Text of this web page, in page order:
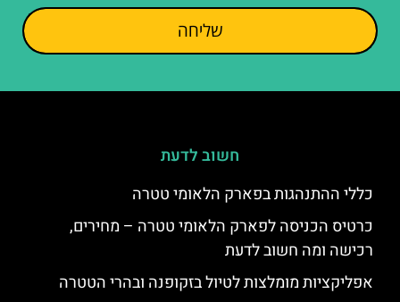
שליחה
חשוב לדעת
כללי ההתנהגות בפארק הלאומי טטרה
כרטיס הכניסה לפארק הלאומי טטרה – מחירים,
רכישה ומה חשוב לדעת
אפליקציות מומלצות לטיול בזקופנה ובהרי הטטרה